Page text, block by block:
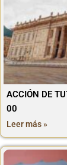
ACCIÓN DE
00
Leer más »